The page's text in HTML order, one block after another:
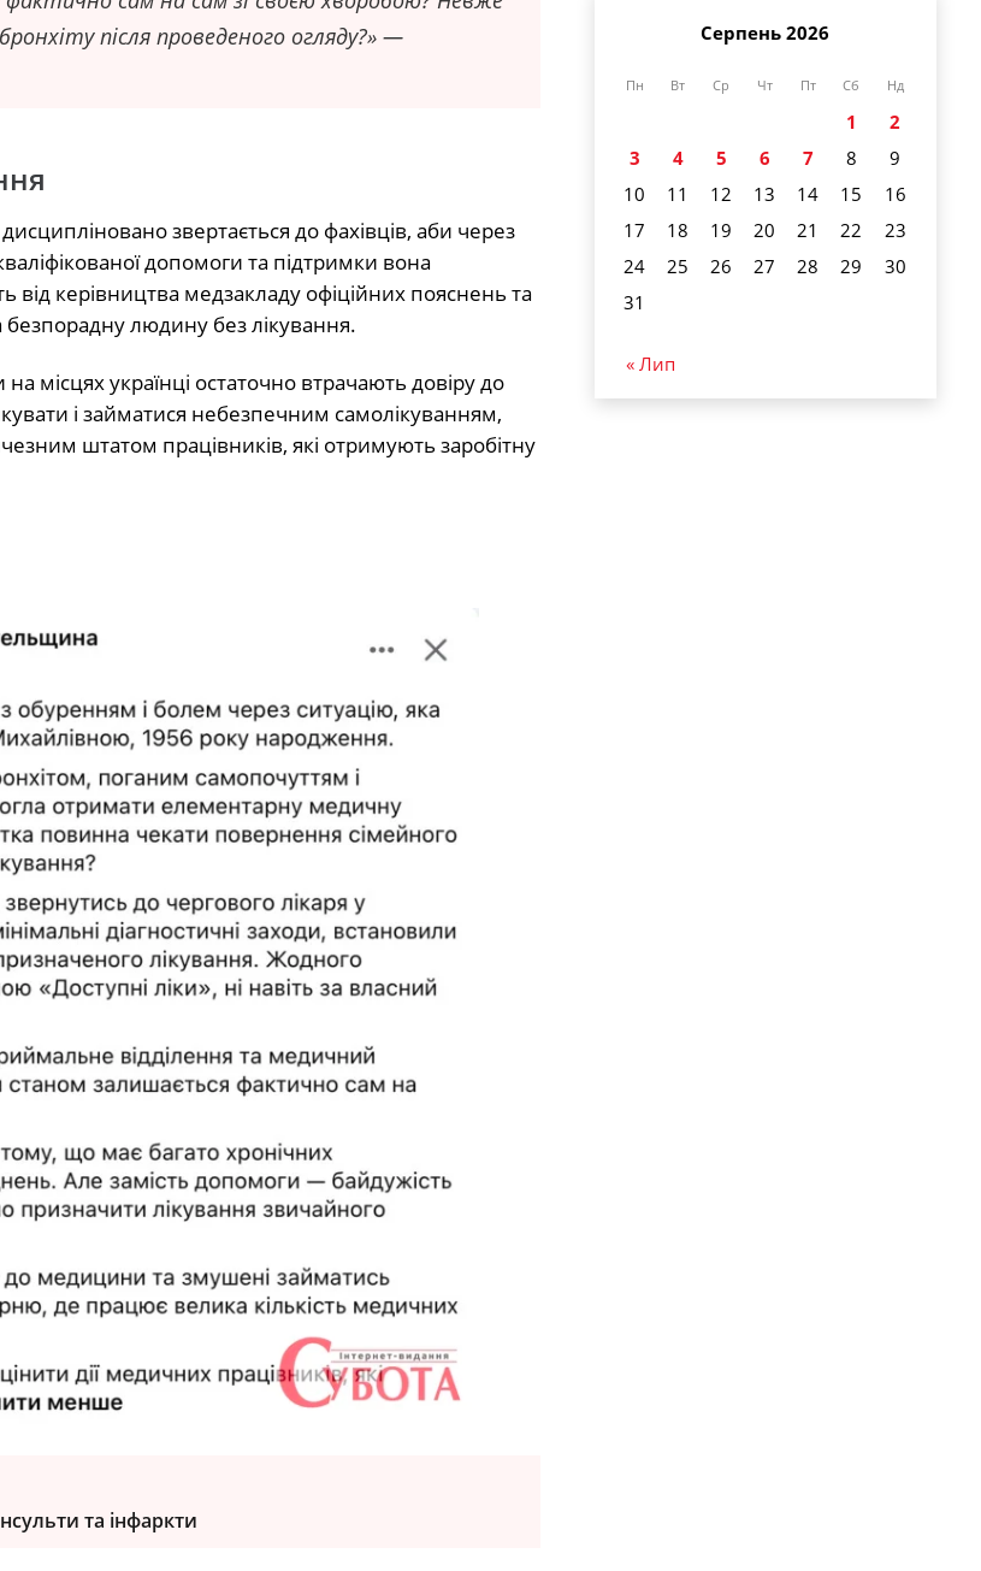
після проведеного огляду?» —
звертається до фахівців, аби через
допомоги та підтримки вона
від керівництва медзакладу офіційних пояснень та
безпорадну людину без лікування.
місцях українці остаточно втрачають довіру до
і займатися небезпечним самолікуванням,
штатом працівників, які отримують заробітну
та інфаркти
Серпень 2026
Пн Вт Ср Чт Пт Сб Нд
1
2
3
4 5 6 7 8
9
10
11 12 13 14 15
16
17
18 19 20 21 22
23
24
25 26 27 28 29
30
31
« Лип